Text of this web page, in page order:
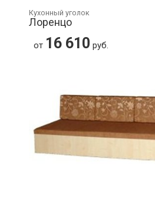
Кухонный уголок
Лоренцо
от 16 610 руб.